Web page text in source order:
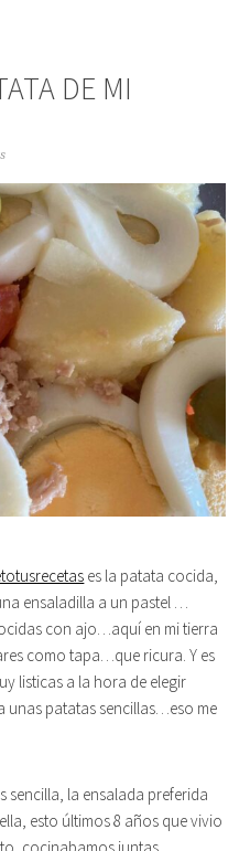
DE MI
es la patata cocida,
ensaladilla a un pastel …
con ajo…aquí en mi tierra
como tapa…que ricura. Y es
listicas a la hora de elegir
unas patatas sencillas…eso me
sencilla, la ensalada preferida
esto últimos 8 años que vivio